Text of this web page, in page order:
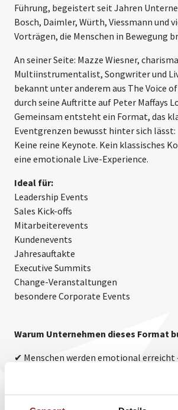
Führung, begeistert seit Jahren
Bosch, Daimler, Würth, Viessmann und
Vorträgen, die Menschen in Bewegung
An seiner Seite: Mazze Wiesner,
Multiinstrumentalist, Songwriter und
bekannt unter anderem aus The Voice
durch seine Auftritte auf Peter Maffays
Gemeinsam entsteht ein Format, das
Eventgrenzen bewusst hinter sich lässt:
Keine reine Keynote. Kein klassisches
eine emotionale Live-Experience.
Ideal für:
Leadership Events
Sales Kick-offs
Mitarbeiterevents
Kundenevents
Jahresauftakte
Executive Summits
Change-Veranstaltungen
besondere Corporate Events
Warum Unternehmen dieses Format
✔ Menschen werden emotional erreicht